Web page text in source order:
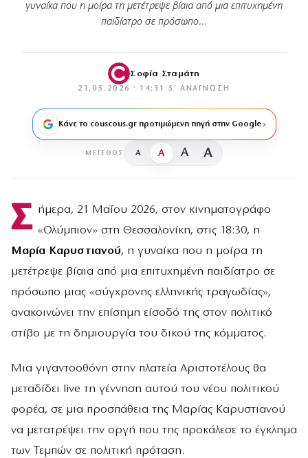
γυναίκα που η μοίρα τη μετέτρεψε βίαια από μια επιτυχημένη
παιδίατρο σε πρόσωπο…
Σοφία Σταμάτη
21.05.2026 · 14:31 · 5′ ΑΝΆΓΝΩΣΗ
Κάνε το couscous.gr προτιμώμενη πηγή στην Google
ΜΈΓΕΘΟΣ A A A A
Σ ήμερα, 21 Μαΐου 2026, στον κινηματογράφο
«Ολύμπιον» στη Θεσσαλονίκη, στις 18:30, η
Μαρία Καρυστιανού, η γυναίκα που η μοίρα τη
μετέτρεψε βίαια από μια επιτυχημένη παιδίατρο σε
πρόσωπο μιας «σύγχρονης ελληνικής τραγωδίας»,
ανακοινώνει την επίσημη είσοδό της στον πολιτικό
στίβο με τη δημιουργία του δικού της κόμματος.
Μια γιγαντοοθόνη στην πλατεία Αριστοτέλους θα
μεταδίδει live τη γέννηση αυτού του νέου πολιτικού
φορέα, σε μια προσπάθεια της Μαρίας Καρυστιανού
να μετατρέψει την οργή που της προκάλεσε το έγκλημα
των Τεμπών σε πολιτική πρόταση.